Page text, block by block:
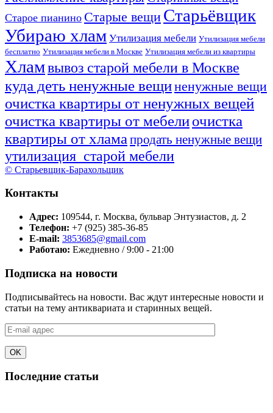
Старое пианино Старые вещи Старьёвщик
Убираю хлам Утилизация мебели Утилизация мебели
бесплатно Утилизация мебели в Москве Утилизация мебели из квартиры
Хламвывоз старой мебели в Москве
куда деть ненужные вещиненужные вещи
очистка квартиры от ненужных вещей
очистка квартиры от мебелиочистка
квартиры от хлама продать ненужные вещи
утилизация старой мебели
© Старьевщик-Барахольщик
Контакты
Адрес: 109544, г. Москва, бульвар Энтузиастов, д. 2
Телефон: +7 (925) 385-36-85
E-mail: 3853685@gmail.com
Работаю: Ежедневно / 9:00 - 21:00
Подписка на новости
Подписывайтесь на новости. Вас ждут интересные новости и
статьи на тему антиквариата и старинных вещей.
Последние статьи